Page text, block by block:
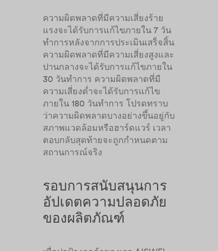
ความผิดพลาดที่มีความเสี่ยงร้าย
แรงจะได้รับการแก้ไขภายใน 7 วัน
ทำการหลังจากการประเมินเสร็จสิ้น
ความผิดพลาดที่มีความเสี่ยงสูงและ
ปานกลางจะได้รับการแก้ไขภายใน
30 วันทำการ ความผิดพลาดที่มี
ความเสี่ยงต่ำจะได้รับการแก้ไข
ภายใน 180 วันทำการ โปรดทราบ
ว่าความผิดพลาดบางอย่างขึ้นอยู่กับ
สภาพแวดล้อมหรือฮาร์ดแวร์ เวลา
ตอบกลับสุดท้ายจะถูกกำหนดตาม
สถานการณ์จริง
รอบการสนับสนุนการ
อัปเดตความปลอดภัย
ของผลิตภัณฑ์